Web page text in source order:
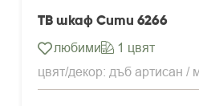
ТВ шкаф Сити 6266
любими
1 цвят
цвят/декор: дъб артисан /